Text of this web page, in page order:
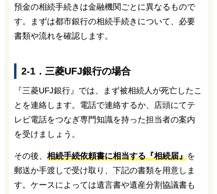
預金の相続手続きは金融機関ごとに異なるもので
す。まずは都市銀行の相続手続きについて、必要
書類や流れを確認します。
2-1．三菱UFJ銀行の場合
『三菱UFJ銀行』では、まず被相続人が死亡したこ
とを連絡します。電話で連絡するか、店頭にてテ
レビ電話をつなぎ専門知識を持った担当者の案内
を受けましょう。
その後、 相続手続依頼書に相当する『相続届』を
郵送か手渡しで受け取り、下記の書類を用意しま
す。ケースによっては遺言書や遺産分割協議書も